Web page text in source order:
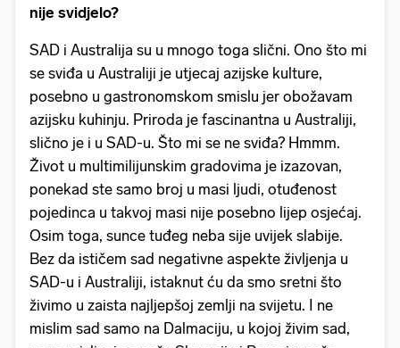
nije svidjelo?
SAD i Australija su u mnogo toga slični. Ono što mi
se sviđa u Australiji je utjecaj azijske kulture,
posebno u gastronomskom smislu jer obožavam
azijsku kuhinju. Priroda je fascinantna u Australiji,
slično je i u SAD-u. Što mi se ne sviđa? Hmmm.
Život u multimilijunskim gradovima je izazovan,
ponekad ste samo broj u masi ljudi, otuđenost
pojedinca u takvoj masi nije posebno lijep osjećaj.
Osim toga, sunce tuđeg neba sije uvijek slabije.
Bez da ističem sad negativne aspekte življenja u
SAD-u i Australiji, istaknut ću da smo sretni što
živimo u zaista najljepšoj zemlji na svijetu. I ne
mislim sad samo na Dalmaciju, u kojoj živim sad,